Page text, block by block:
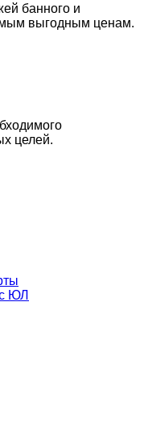
банного и
выгодным ценам.
целей.
ЮЛ